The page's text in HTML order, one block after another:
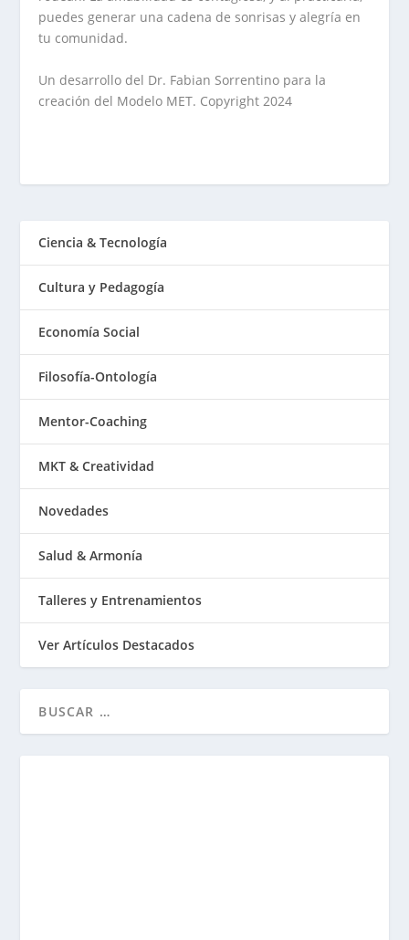
puedes generar una cadena de sonrisas y alegría en
tu comunidad.
Un desarrollo del Dr. Fabian Sorrentino para la
creación del Modelo MET. Copyright 2024
Ciencia & Tecnología
Cultura y Pedagogía
Economía Social
Filosofía-Ontología
Mentor-Coaching
MKT & Creatividad
Novedades
Salud & Armonía
Talleres y Entrenamientos
Ver Artículos Destacados